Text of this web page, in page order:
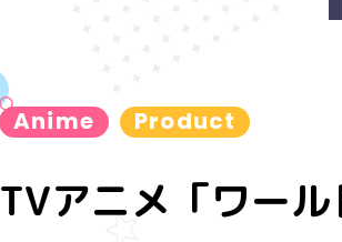
Anime Product
TVアニメ「ワー